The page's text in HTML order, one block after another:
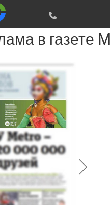
в газете